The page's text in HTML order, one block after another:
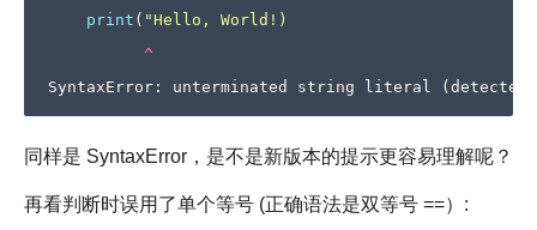
print ( "Hello, World!)
^
SyntaxError : unterminated string literal ( detected
同样是 SyntaxError，是不是新版本的提示更容易理解呢？
再看判断时误用了单个等号 (正确语法是双等号 ==）: